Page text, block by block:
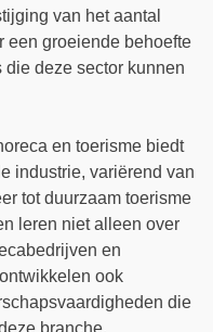
van het aantal
een groeiende behoefte
deze sector kunnen
en toerisme biedt
industrie, variërend van
tot duurzaam toerisme
leren niet alleen over
en
ook
die
branche.